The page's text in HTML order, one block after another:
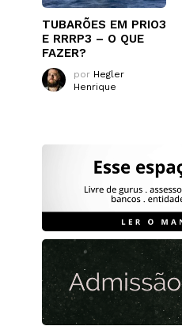
TUBARÕES EM PRIO3
E RRRP3 – O QUE
FAZER?
por Hegler
Henrique